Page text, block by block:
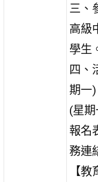
三、
高級
學生
四、
期一
(星
報名
務連
【